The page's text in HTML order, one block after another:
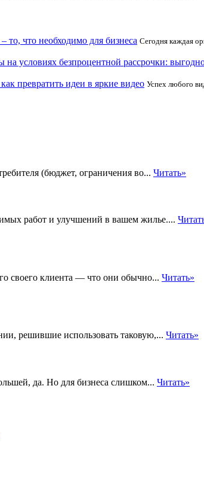
то, что необходимо для бизнеса Сегодня каждая
на условиях безпроцентной рассрочки:
превратить идеи в яркие видео Успех любого
(бюджет, ограничения во... Читать»
работ и улучшений в вашем жилье....
своего клиента — что они обычно... Читать»
решившие использовать таковую,... Читать»
да. Но для бизнеса слишком... Читать»